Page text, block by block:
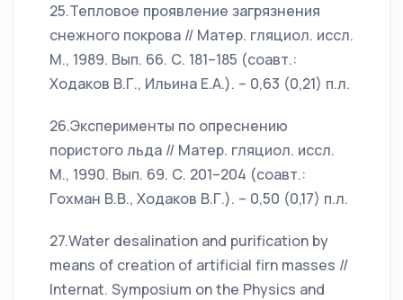
25.Тепловое проявление загрязнения
снежного покрова // Матер. гляциол. иссл.
М., 1989. Вып. 66. С. 181–185 (соавт.:
Ходаков В.Г., Ильина Е.А.). – 0,63 (0,21) п.л.
26.Эксперименты по опреснению
пористого льда // Матер. гляциол. иссл.
М., 1990. Вып. 69. С. 201–204 (соавт.:
Гохман В.В., Ходаков В.Г.). – 0,50 (0,17) п.л.
27.Water desalination and purification by
means of creation of artificial firn masses //
Internat. Symposium on the Physics and